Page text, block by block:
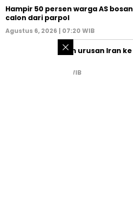
Hampir 50 persen warga AS bosan
calon dari parpol
Agustus 6, 2026 | 07:20 WIB
PM Israel serahkan urusan Iran ke
Juli 31, 2026 | 02:47 WIB